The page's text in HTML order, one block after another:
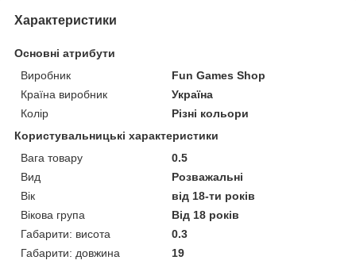
Характеристики
Основні атрибути
Виробник
Fun Games Shop
Країна виробник
Україна
Колір
Різні кольори
Користувальницькі характеристики
Вага товару
0.5
Вид
Розважальні
Вік
від 18-ти років
Вікова група
Від 18 років
Габарити: висота
0.3
Габарити: довжина
19